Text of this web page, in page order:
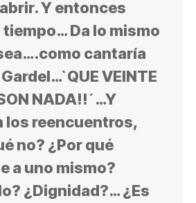
Y entonces
tiempo… Da lo mismo
cantaría
VEINTE
NADA!!´…Y
los reencuentros,
no? ¿Por qué
a uno mismo?
¿Dignidad?… ¿Es